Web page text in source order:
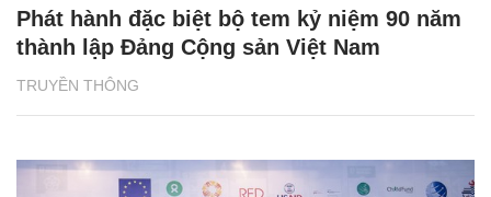
TRUYỀN THÔNG
Phát hành đặc biệt bộ tem kỷ niệm 90 năm
thành lập Đảng Cộng sản Việt Nam